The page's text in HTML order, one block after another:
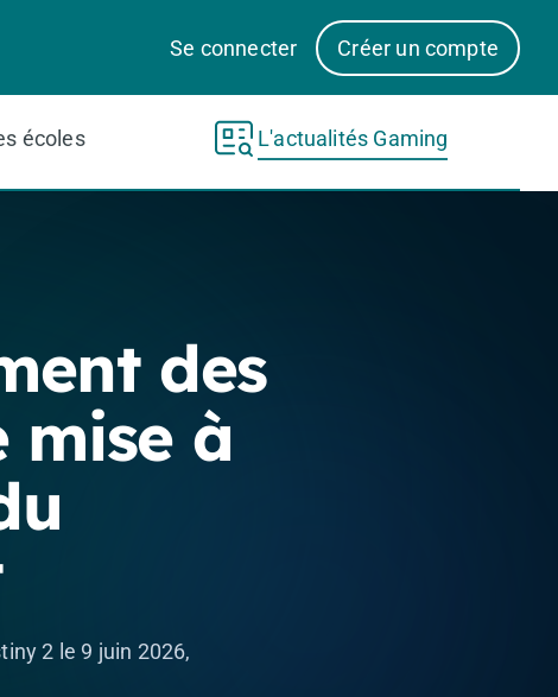
Se connecter
Créer un compte
écoles L'actualités Gaming
des
mise à
2 le 9 juin 2026,